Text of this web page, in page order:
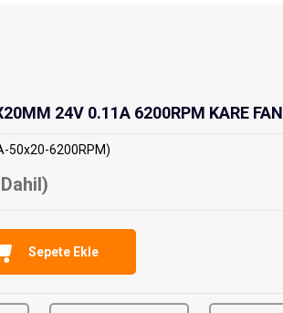
24V 0.11A 6200RPM KARE FAN
50x20-6200RPM)